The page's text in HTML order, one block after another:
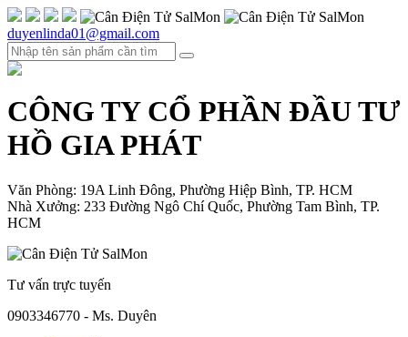
duyenlinda01@gmail.com
CÔNG TY CỔ PHẦN ĐẦU TƯ
HỒ GIA PHÁT
Văn Phòng: 19A Linh Đông, Phường Hiệp Bình, TP. HCM
Nhà Xưởng: 233 Đường Ngô Chí Quốc, Phường Tam Bình, TP.
HCM
Tư vấn trực tuyến
0903346770 - Ms. Duyên